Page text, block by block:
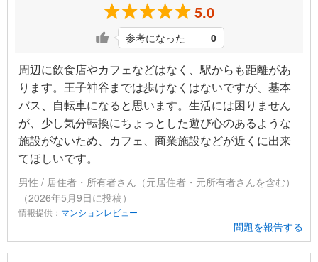
5.0
参考になった 0
周辺に飲食店やカフェなどはなく、駅からも距離があ
ります。王子神谷までは歩けなくはないですが、基本
バス、自転車になると思います。生活には困りません
が、少し気分転換にちょっとした遊び心のあるような
施設がないため、カフェ、商業施設などが近くに出来
てほしいです。
男性 / 居住者・所有者さん（元居住者・元所有者さんを含む）
（2026年5月9日に投稿）
情報提供： マンションレビュー
問題を報告する